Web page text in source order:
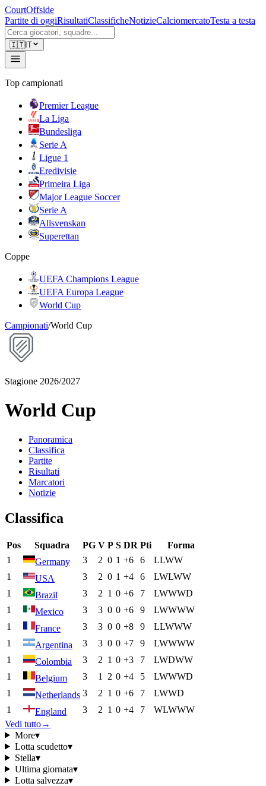
CourtOffside
Partite di oggiRisultatiClassificheNotizieCalciomercatoTesta a testa
🇮🇹IT
Top campionati
Premier League
La Liga
Bundesliga
Serie A
Ligue 1
Eredivisie
Primeira Liga
Major League Soccer
Serie A
Allsvenskan
Superettan
Coppe
UEFA Champions League
UEFA Europa League
World Cup
Campionati/World Cup
Stagione 2026/2027
World Cup
Panoramica
Classifica
Partite
Risultati
Marcatori
Notizie
Classifica
Pos Squadra PG V P S DR Pti
Forma
1
Germany 3 2 0 1 +6 6 LLWW
1
USA 3 2 0 1 +4 6 LWLWW
1
Brazil 3 2 1 0 +6 7 LWWWD
1
Mexico 3 3 0 0 +6 9 LWWWW
1
France 3 3 0 0 +8 9 LLWWW
1
Argentina 3 3 0 0 +7 9 LWWWW
1
Colombia 3 2 1 0 +3 7 LWDWW
1
Belgium 3 1 2 0 +4 5 LWWWD
1
Netherlands 3 2 1 0 +6 7 LWWD
1
England 3 2 1 0 +4 7 WLWWW
Vedi tutto→
More▾
Lotta scudetto▾
Stella▾
Ultima giornata▾
Lotta salvezza▾